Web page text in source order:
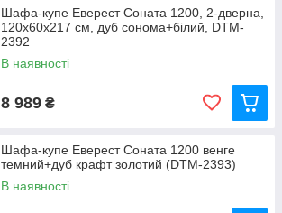
Шафа-купе Еверест Соната 1200, 2-дверна,
120х60х217 см, дуб сонома+білий, DTM-
2392
В наявності
8 989 ₴
Шафа-купе Еверест Соната 1200 венге
темний+дуб крафт золотий (DTM-2393)
В наявності